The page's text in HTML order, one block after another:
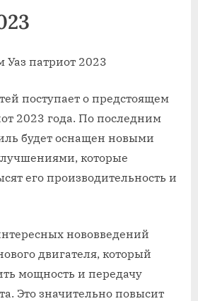
поступает о предстоящем
2023 года. По последним
будет оснащен новыми
которые
его производительность и
нововведений
двигателя, который
мощность и передачу
Это значительно повысит